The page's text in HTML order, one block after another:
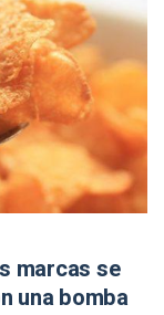
marcas se
una bomba